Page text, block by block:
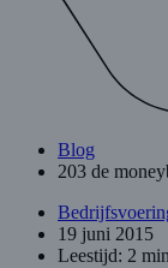
Blog
203 de
19 juni 2015
Leestijd: 2